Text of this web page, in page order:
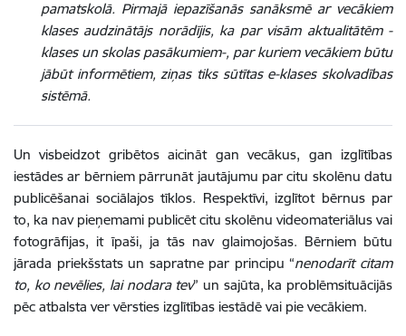
pamatskolā. Pirmajā iepazīšanās sanāksmē ar vecākiem
klases audzinātājs norādījis, ka par visām aktualitātēm -
klases un skolas pasākumiem-, par kuriem vecākiem būtu
jābūt informētiem, ziņas tiks sūtītas e-klases skolvadības
sistēmā.
Un visbeidzot gribētos aicināt gan vecākus, gan izglītības
iestādes ar bērniem pārrunāt jautājumu par citu skolēnu datu
publicēšanai sociālajos tīklos. Respektīvi, izglītot bērnus par
to, ka nav pieņemami publicēt citu skolēnu videomateriālus vai
fotogrāfijas, it īpaši, ja tās nav glaimojošas. Bērniem būtu
jārada priekšstats un sapratne par principu “nenodarīt citam
to, ko nevēlies, lai nodara tev” un sajūta, ka problēmsituācijās
pēc atbalsta ver vērsties izglītības iestādē vai pie vecākiem.